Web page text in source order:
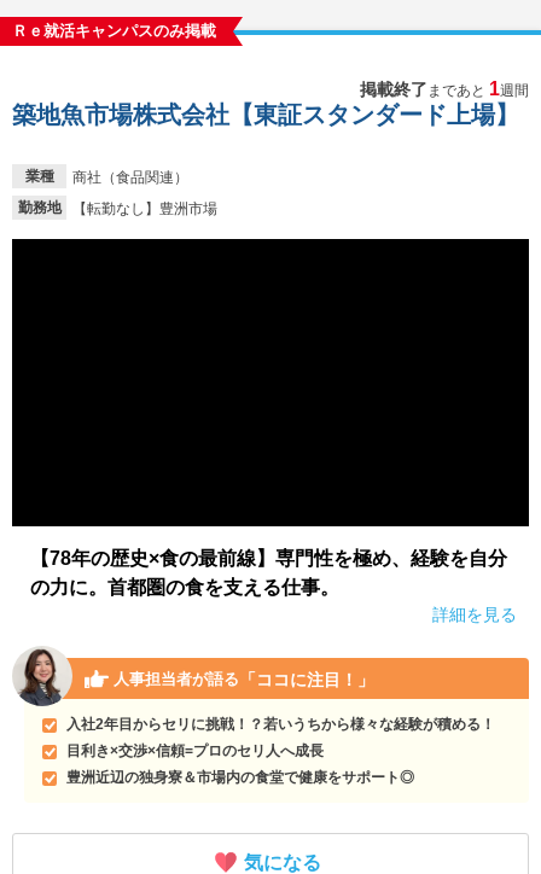
Ｒｅ就活キャンパスのみ掲載
掲載終了 まであと 1週間
業種
商社（食品関連）
勤務地
【転勤なし】豊洲市場
築地魚市場株式会社【東証スタンダード上場】
【78年の歴史×食の最前線】専門性を極め、経験を自分
の力に。首都圏の食を支える仕事。
詳細を見る
人事担当者が語る 「ココに注目！」
入社2年目からセリに挑戦！？若いうちから様々な経験が積める！
目利き×交渉×信頼=プロのセリ人へ成長
豊洲近辺の独身寮＆市場内の食堂で健康をサポート◎
気になる